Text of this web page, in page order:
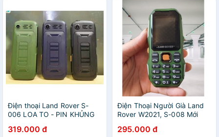
Điện thoại Land Rover S-
006 LOA TO - PIN KHỦNG
319.000 đ
Điện Thoại Người Già Land
Rover W2021, S-008 Mới
295.000 đ